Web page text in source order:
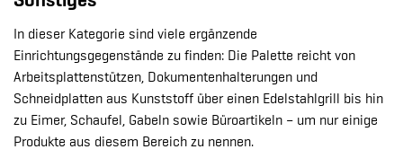
In dieser Kategorie sind viele ergänzende
Einrichtungsgegenstände zu finden: Die Palette reicht von
Arbeitsplattenstützen, Dokumentenhalterungen und
Schneidplatten aus Kunststoff über einen Edelstahlgrill bis hin
zu Eimer, Schaufel, Gabeln sowie Büroartikeln – um nur einige
Produkte aus diesem Bereich zu nennen.